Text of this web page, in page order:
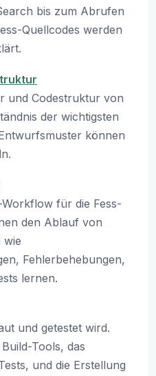
bis zum Abrufen
Quellcodes werden
und Codestruktur von
der wichtigsten
können
für die Fess-
den Ablauf von
wie
Fehlerbehebungen,
lernen.
und getestet wird.
Tools, das
und die Erstellung